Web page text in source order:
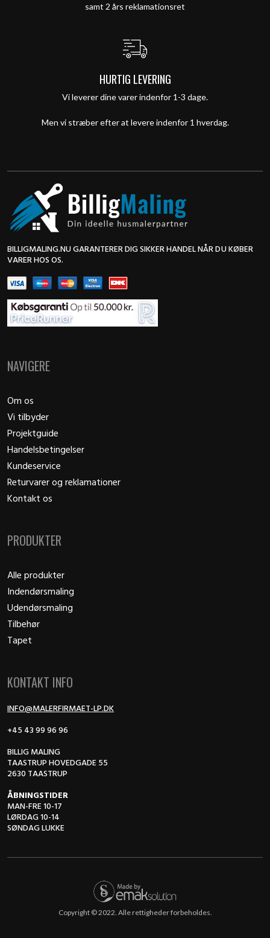
samt 2 års reklamationsret
HURTIG LEVERING
Vi leverer dine varer indenfor 1-3 dage.
Men vi stræber efter at levere indenfor 1 hverdag.
BILLIGMALING.NU GARANTERER DIG SIKKER HANDEL NÅR DU KØBER
VARER HOS OS.
NAVIGERE
Om os
Vi tilbyder
Projektguide
Handelsbetingelser
Kundeservice
Returvarer og reklamationer
Kontakt os
PRODUKTER
Alle produkter
Indendørsmaling
Udendørsmaling
Tilbehør
Tapet
KONTAKT INFO
INFO@MALERFIRMAET-LP.DK
+45 43 99 96 96
BILLIG MALING
TAASTRUP HOVEDGADE 55
2630 TAASTRUP
ÅBNINGSTIDER
MAN-FRE 10-17
LØRDAG 10-14
SØNDAG LUKKE
Copyright © 2022. Alle rettigheder forbeholdes.